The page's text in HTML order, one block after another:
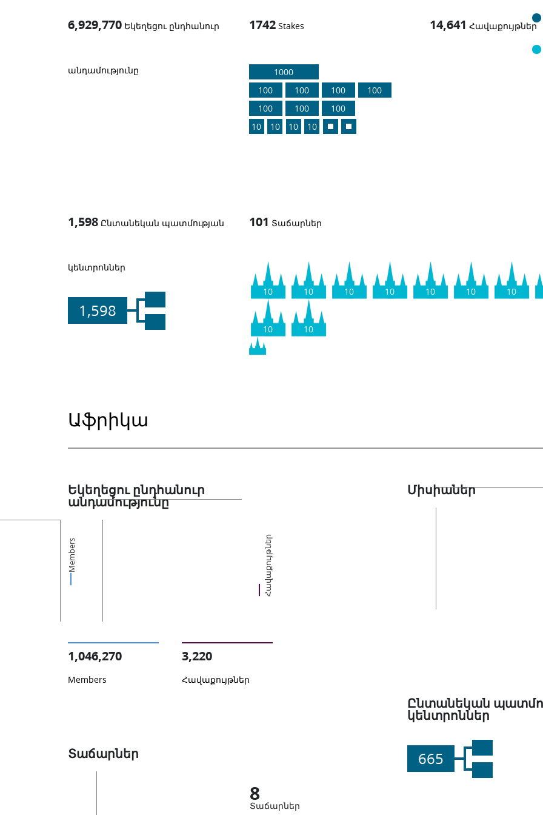
6,929,770 Եկեղեցու ընդհանուր
անդամությունը
-in-
1742 Stakes
1000
100
100 100
100
100
100
100
10
10 10 10
14,641 Հավաքույթներ
1,598 Ընտանեկան պատմության
կենտրոններ
1,598
101 Տաճարներ
10 10 10 10 10 10 10
10 10
Աֆրիկա
Եկեղեցու ընդհանուր
անդամությունը
Members Հավաքույթներ
1,046,270
Members
3,220
Հավաքույթներ
Միսիաներ
Ընտանեկան
կենտրոններ
665
Տաճարներ
8
Տաճարներ